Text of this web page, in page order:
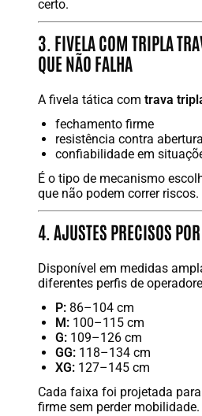
certo.
3. FIVELA COM TRIPLA
QUE NÃO FALHA
A fivela tática com trava
fechamento firme
resistência contra
confiabilidade em
É o tipo de mecanismo
que não podem correr riscos.
4. AJUSTES PRECISOS
Disponível em medidas
diferentes perfis de
P: 86–104 cm
M: 100–115 cm
G: 109–126 cm
GG: 118–134 cm
XG: 127–145 cm
Cada faixa foi projetada
firme sem perder mobilidade.